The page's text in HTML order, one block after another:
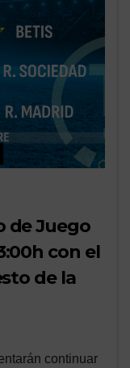
de Juego
con el
de la
continuar